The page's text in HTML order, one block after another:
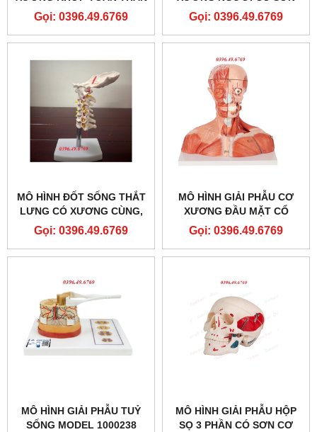
27 PHẦN THÁO RỜI
Gọi: 0396.49.6769
CƠ VÀ DÂY CHẰNG KÍCH
Gọi: 0396.49.6769
MÔ HÌNH ĐỐT SỐNG THẮT
LƯNG CÓ XƯƠNG CÙNG,
XƯƠNG CÙNG, VÀ THOÁT
Gọi: 0396.49.6769
MÔ HÌNH GIẢI PHẪU CƠ
XƯƠNG ĐẦU MẶT CỔ
Gọi: 0396.49.6769
MÔ HÌNH GIẢI PHẪU TUỶ
SỐNG MODEL 1000238
MÔ HÌNH GIẢI PHẪU HỘP
SỌ 3 PHẦN CÓ SƠN CƠ